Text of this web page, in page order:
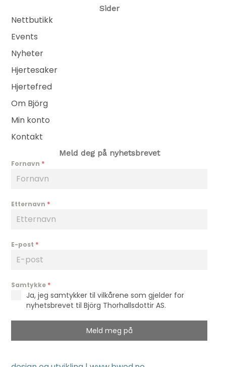
Sider
Nettbutikk
Events
Nyheter
Hjertesaker
Hjertefred
Om Björg
Min konto
Kontakt
Meld deg på nyhetsbrevet
Fornavn *
Etternavn *
E-post *
Samtykke *
Ja, jeg samtykker til vilkårene som gjelder for
nyhetsbrevet til Björg Thorhallsdottir AS.
Meld meg på